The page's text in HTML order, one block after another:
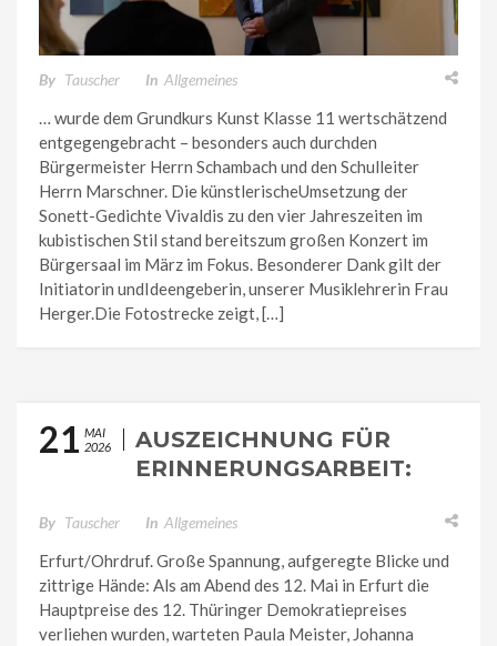
By Tauscher In Allgemeines
… wurde dem Grundkurs Kunst Klasse 11 wertschätzend
entgegengebracht – besonders auch durchden
Bürgermeister Herrn Schambach und den Schulleiter
Herrn Marschner. Die künstlerischeUmsetzung der
Sonett-Gedichte Vivaldis zu den vier Jahreszeiten im
kubistischen Stil stand bereitszum großen Konzert im
Bürgersaal im März im Fokus. Besonderer Dank gilt der
Initiatorin undIdeengeberin, unserer Musiklehrerin Frau
Herger.Die Fotostrecke zeigt, […]
21 MAI
2026
AUSZEICHNUNG FÜR
ERINNERUNGSARBEIT:
DES GYMNASIUMS
GLEICHENSE ERHÄLT
THÜRINGER
DEMOKRATIEPREIS
By Tauscher In Allgemeines
Erfurt/Ohrdruf. Große Spannung, aufgeregte Blicke und
zittrige Hände: Als am Abend des 12. Mai in Erfurt die
Hauptpreise des 12. Thüringer Demokratiepreises
verliehen wurden, warteten Paula Meister, Johanna